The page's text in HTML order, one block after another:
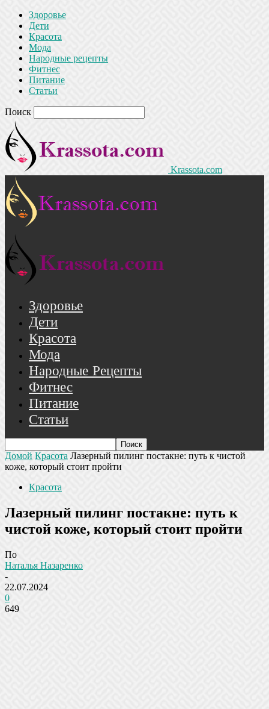
Здоровье
Дети
Красота
Мода
Народные рецепты
Фитнес
Питание
Статьи
Поиск
Krassota.com
Здоровье
Дети
Красота
Мода
Народные Рецепты
Фитнес
Питание
Статьи
Домой Красота Лазерный пилинг постакне: путь к чистой
коже, который стоит пройти
Красота
Лазерный пилинг постакне: путь к
чистой коже, который стоит пройти
По
Наталья Назаренко
-
22.07.2024
0
649